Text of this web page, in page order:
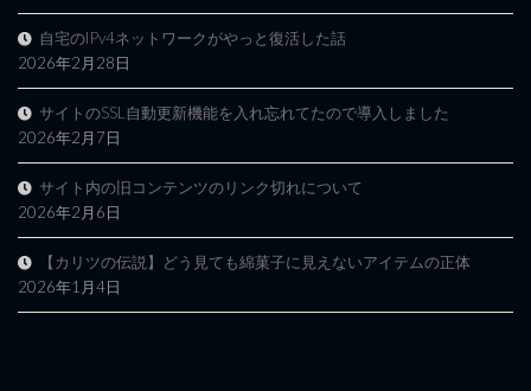
自宅のIPv4ネットワークがやっと復活した話
2026年2月28日
サイトのSSL自動更新機能を入れ忘れてたので導入しました
2026年2月7日
サイト内の旧コンテンツのリンク切れについて
2026年2月6日
【カリツの伝説】どう見ても綿菓子に見えないアイテムの正体
2026年1月4日